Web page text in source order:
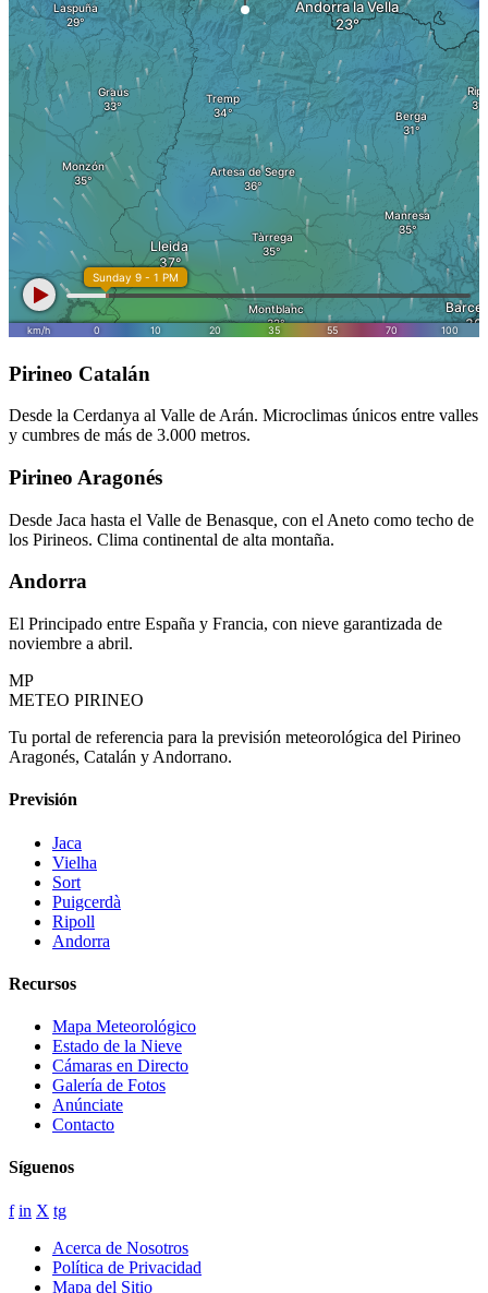
Pirineo Catalán
Desde la Cerdanya al Valle de Arán. Microclimas únicos entre valles
y cumbres de más de 3.000 metros.
Pirineo Aragonés
Desde Jaca hasta el Valle de Benasque, con el Aneto como techo de
los Pirineos. Clima continental de alta montaña.
Andorra
El Principado entre España y Francia, con nieve garantizada de
noviembre a abril.
MP
METEO PIRINEO
Tu portal de referencia para la previsión meteorológica del Pirineo
Aragonés, Catalán y Andorrano.
Previsión
Jaca
Vielha
Sort
Puigcerdà
Ripoll
Andorra
Recursos
Mapa Meteorológico
Estado de la Nieve
Cámaras en Directo
Galería de Fotos
Anúnciate
Contacto
Síguenos
f in X tg
Acerca de Nosotros
Política de Privacidad
Mapa del Sitio